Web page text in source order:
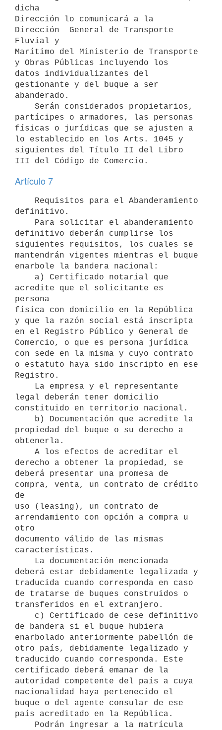
dicha
Dirección lo comunicará a la
Dirección  General de Transporte
Fluvial y
Marítimo del Ministerio de Transporte
y Obras Públicas incluyendo los
datos individualizantes del
gestionante y del buque a ser
abanderado.
partícipes o armadores, las personas
físicas o jurídicas que se ajusten a
lo establecido en los Arts. 1045 y
siguientes del Título II del Libro
Artículo 7
definitivo.
definitivo deberán cumplirse los
siguientes requisitos, los cuales se
mantendrán vigentes mientras el buque
enarbole la bandera nacional:
acredite que el solicitante es
persona
física con domicilio en la República
y que la razón social está inscripta
en el Registro Público y General de
Comercio, o que es persona jurídica
con sede en la misma y cuyo contrato
o estatuto haya sido inscripto en ese
Registro.
legal deberán tener domicilio
constituido en territorio nacional.
propiedad del buque o su derecho a
obtenerla.
derecho a obtener la propiedad, se
deberá presentar una promesa de
compra, venta, un contrato de crédito
de
uso (leasing), un contrato de
arrendamiento con opción a compra u
otro
documento válido de las mismas
características.
deberá estar debidamente legalizada y
traducida cuando corresponda en caso
de tratarse de buques construidos o
transferidos en el extranjero.
de bandera si el buque hubiera
enarbolado anteriormente pabellón de
otro país, debidamente legalizado y
traducido cuando corresponda. Este
certificado deberá emanar de la
autoridad competente del país a cuya
nacionalidad haya pertenecido el
buque o del agente consular de ese
país acreditado en la República.